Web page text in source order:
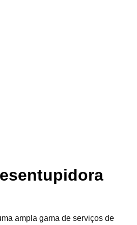
ampla gama de serviços de